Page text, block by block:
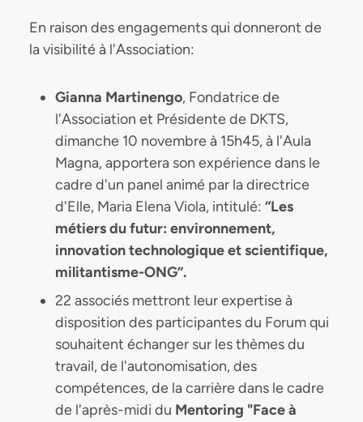
En raison des engagements qui donneront de
la visibilité à l'Association:
Gianna Martinengo, Fondatrice de
l'Association et Présidente de DKTS,
dimanche 10 novembre à 15h45, à l'Aula
Magna, apportera son expérience dans le
cadre d'un panel animé par la directrice
d'Elle, Maria Elena Viola, intitulé: “Les
métiers du futur: environnement,
innovation technologique et scientifique,
militantisme-ONG”.
22 associés mettront leur expertise à
disposition des participantes du Forum qui
souhaitent échanger sur les thèmes du
travail, de l'autonomisation, des
compétences, de la carrière dans le cadre
de l'après-midi du Mentoring "Face à